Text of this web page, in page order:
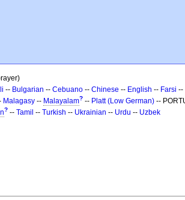
-- Bulgarian -- Cebuano -- Chinese -- English -- Farsi --
Malagasy -- Malayalam? -- Platt (Low German) --
? -- Tamil -- Turkish -- Ukrainian -- Urdu -- Uzbek